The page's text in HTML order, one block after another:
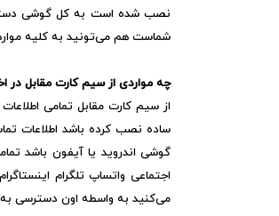
نصب شده است به کل گوشی
شماست هم می‌تونید به کلیه
چه مواردی از سیم کارت مقابل در
از سیم کارت مقابل تمامی
ساده نصب کرده باشد اطلاعات
گوشی اندروید یا آیفون باشد
اجتماعی واتساپ تلگرام
می‌کنید به واسطه اون دسترسی به